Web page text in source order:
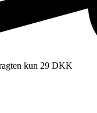
kun 29 DKK